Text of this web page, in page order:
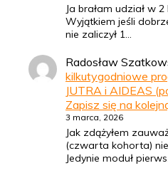
Ja brałam udział w
Wyjątkiem jeśli
nie zaliczył 1…
Radosław
kilkutygodniowe
JUTRA i AIDEAS
Zapisz się na
3 marca, 2026
Jak zdążyłem
(czwarta kohorta)
Jedynie moduł